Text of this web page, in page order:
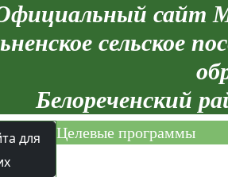
сайт
сельское
Белореченский
для
Целевые программы